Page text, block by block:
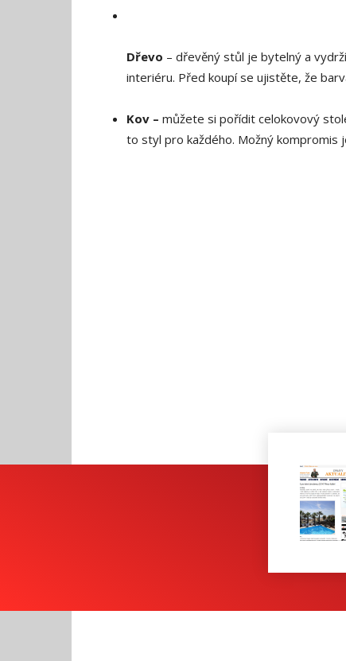
Dřevo – dřevěný stůl je bytelný a
interiéru. Před koupí se ujistěte, že
Kov – můžete si pořídit celokovový
to styl pro každého. Možný kompromis